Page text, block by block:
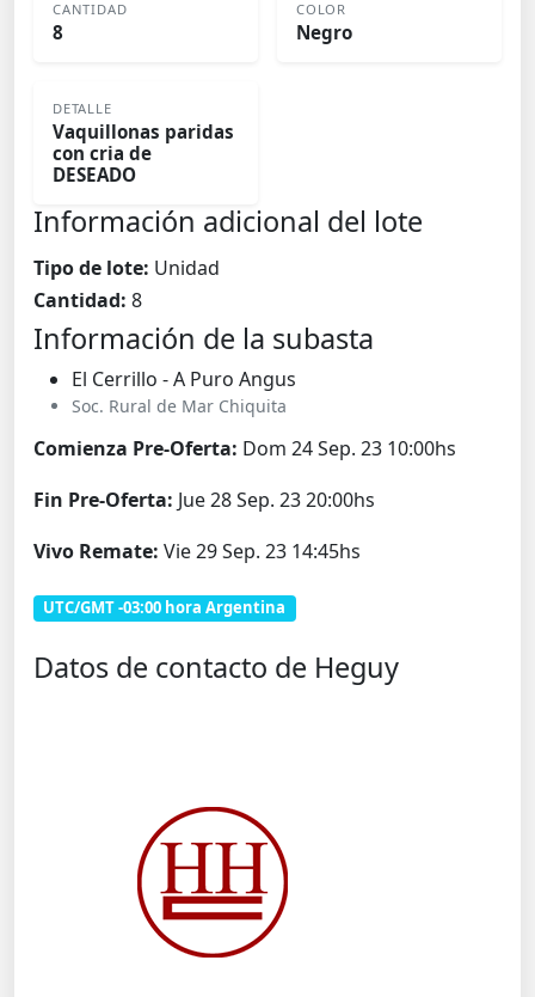
CANTIDAD
8
COLOR
Negro
DETALLE
Vaquillonas paridas
con cria de
DESEADO
Información adicional del lote
Tipo de lote: Unidad
Cantidad: 8
Información de la subasta
El Cerrillo - A Puro Angus
Soc. Rural de Mar Chiquita
Comienza Pre-Oferta: Dom 24 Sep. 23 10:00hs
Fin Pre-Oferta: Jue 28 Sep. 23 20:00hs
Vivo Remate: Vie 29 Sep. 23 14:45hs
UTC/GMT -03:00 hora Argentina
Datos de contacto de Heguy